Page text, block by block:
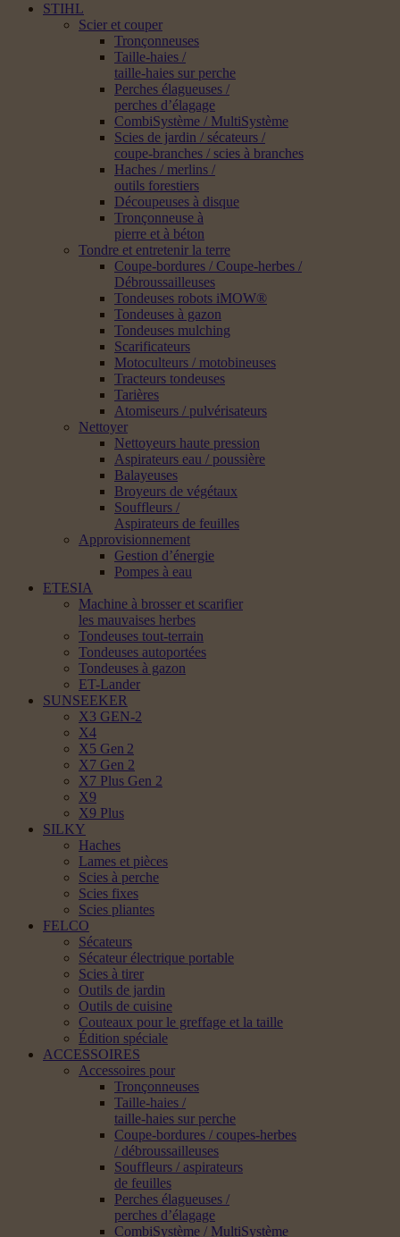
STIHL
Scier et couper
Tronçonneuses
Taille-haies /
taille-haies sur perche
Perches élagueuses /
perches d’élagage
CombiSystème / MultiSystème
Scies de jardin / sécateurs /
coupe-branches / scies à branches
Haches / merlins /
outils forestiers
Découpeuses à disque
Tronçonneuse à
pierre et à béton
Tondre et entretenir la terre
Coupe-bordures / Coupe-herbes /
Débroussailleuses
Tondeuses robots iMOW®
Tondeuses à gazon
Tondeuses mulching
Scarificateurs
Motoculteurs / motobineuses
Tracteurs tondeuses
Tarières
Atomiseurs / pulvérisateurs
Nettoyer
Nettoyeurs haute pression
Aspirateurs eau / poussière
Balayeuses
Broyeurs de végétaux
Souffleurs /
Aspirateurs de feuilles
Approvisionnement
Gestion d’énergie
Pompes à eau
ETESIA
Machine à brosser et scarifier
les mauvaises herbes
Tondeuses tout-terrain
Tondeuses autoportées
Tondeuses à gazon
ET-Lander
SUNSEEKER
X3 GEN-2
X4
X5 Gen 2
X7 Gen 2
X7 Plus Gen 2
X9
X9 Plus
SILKY
Haches
Lames et pièces
Scies à perche
Scies fixes
Scies pliantes
FELCO
Sécateurs
Sécateur électrique portable
Scies à tirer
Outils de jardin
Outils de cuisine
Couteaux pour le greffage et la taille
Édition spéciale
ACCESSOIRES
Accessoires pour
Tronçonneuses
Taille-haies /
taille-haies sur perche
Coupe-bordures / coupes-herbes
/ débroussailleuses
Souffleurs / aspirateurs
de feuilles
Perches élagueuses /
perches d’élagage
CombiSystème / MultiSystème